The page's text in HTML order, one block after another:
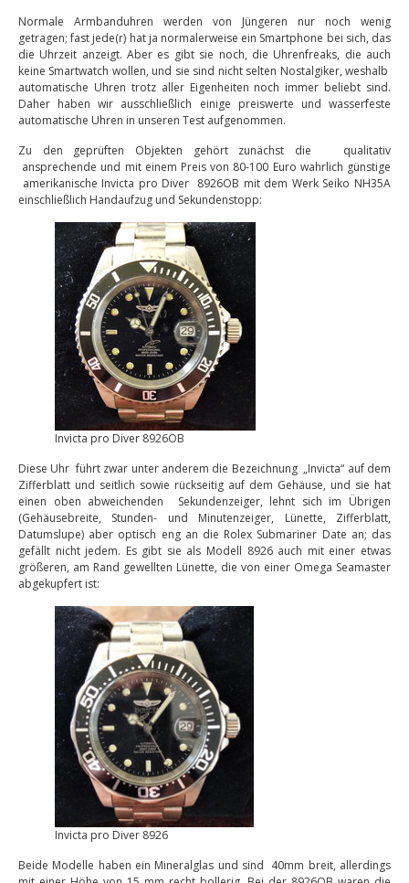
Normale Armbanduhren werden von Jüngeren nur noch wenig
getragen; fast jede(r) hat ja normalerweise ein Smartphone bei sich, das
die Uhrzeit anzeigt. Aber es gibt sie noch, die Uhrenfreaks, die auch
keine Smartwatch wollen, und sie sind nicht selten Nostalgiker, weshalb
automatische Uhren trotz aller Eigenheiten noch immer beliebt sind.
Daher haben wir ausschließlich einige preiswerte und wasserfeste
automatische Uhren in unseren Test aufgenommen.
Zu den geprüften Objekten gehört zunächst die qualitativ
ansprechende und mit einem Preis von 80-100 Euro wahrlich günstige
amerikanische Invicta pro Diver 8926OB mit dem Werk Seiko NH35A
einschließlich Handaufzug und Sekundenstopp:
Invicta pro Diver 8926OB
Diese Uhr führt zwar unter anderem die Bezeichnung „Invicta“ auf dem
Zifferblatt und seitlich sowie rückseitig auf dem Gehäuse, und sie hat
einen oben abweichenden Sekundenzeiger, lehnt sich im Übrigen
(Gehäusebreite, Stunden- und Minutenzeiger, Lünette, Zifferblatt,
Datumslupe) aber optisch eng an die Rolex Submariner Date an; das
gefällt nicht jedem. Es gibt sie als Modell 8926 auch mit einer etwas
größeren, am Rand gewellten Lünette, die von einer Omega Seamaster
abgekupfert ist:
Invicta pro Diver 8926
Beide Modelle haben ein Mineralglas und sind 40mm breit, allerdings